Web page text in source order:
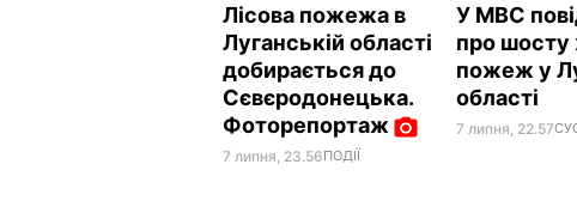
Лісова пожежа в
Луганській області
добирається до
Сєвєродонецька.
Фоторепортаж
7 липня, 23.56ПОДІЇ
У МВС
про шосту
пожеж у
області
7 липня, 22.57